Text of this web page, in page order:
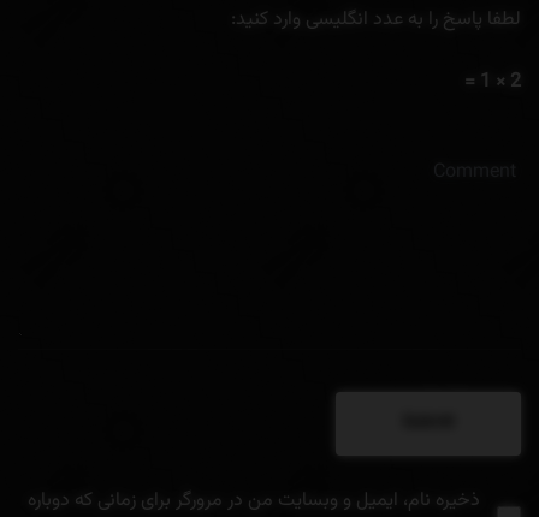
ذخیره نام، ایمیل و وبسایت من در مرورگر برای زمانی که دوباره
لطفا پاسخ را به عدد انگلیسی وارد کنید:
2 × 1 =